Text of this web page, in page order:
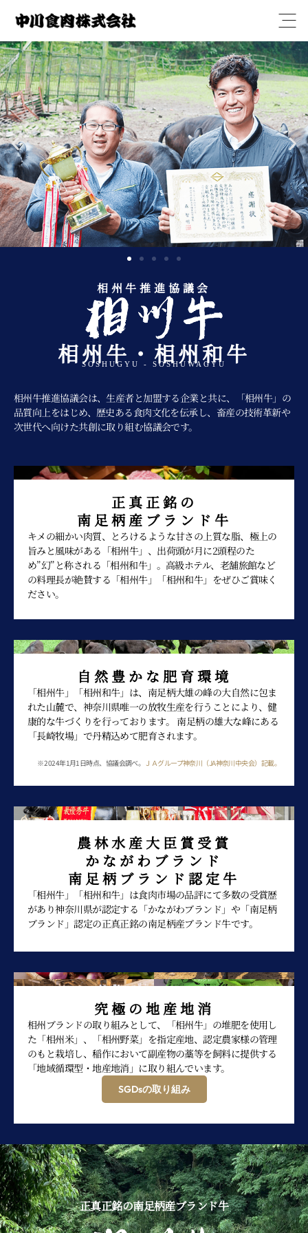
相州牛推進協議会
相州牛・相州和牛
SOSHUGYU - SOSHUWAGYU
相州牛推進協議会は、生産者と加盟する企業と共に、「相州牛」の
品質向上をはじめ、歴史ある食肉文化を伝承し、畜産の技術革新や
次世代へ向けた共創に取り組む協議会です。
正真正銘の
南足柄産ブランド牛
キメの細かい肉質、とろけるような甘さの上質な脂、極上の
旨みと風味がある「相州牛」、出荷頭が月に2頭程のた
め”幻”と称される「相州和牛」。高級ホテル、老舗旅館など
の料理長が絶賛する「相州牛」「相州和牛」をぜひご賞味く
ださい。
自然豊かな肥育環境
「相州牛」「相州和牛」は、南足柄大雄の峰の大自然に包ま
れた山麓で、 神奈川県唯一の放牧生産を行うことにより、健
康的な牛づくりを行っております。 南足柄の雄大な峰にある
「長崎牧場」で丹精込めて肥育されます。
※ 2024年1月1日時点、協議会調べ。 ＪＡグループ神奈川（JA神奈川中央会）記載。
農林水産大臣賞受賞
かながわブランド
南足柄ブランド認定牛
「相州牛」「相州和牛」は食肉市場の品評にて多数の受賞歴
があり神奈川県が認定する「かながわブランド」や「南足柄
ブランド」認定の正真正銘の南足柄産ブランド牛です。
究極の地産地消
相州ブランドの取り組みとして、「相州牛」の堆肥を使用し
た「相州米」、「相州野菜」を指定産地、認定農家様の管理
のもと栽培し、稲作において副産物の藁等を飼料に提供する
「地域循環型・地産地消」に取り組んでいます。
SGDsの取り組み
正真正銘の南足柄産ブランド牛